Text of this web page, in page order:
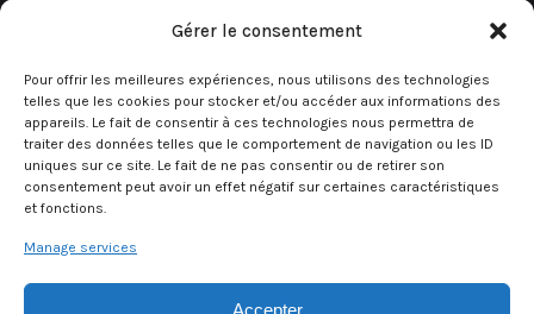
Gérer le consentement
Pour offrir les meilleures expériences, nous utilisons des technologies
telles que les cookies pour stocker et/ou accéder aux informations des
appareils. Le fait de consentir à ces technologies nous permettra de
traiter des données telles que le comportement de navigation ou les ID
uniques sur ce site. Le fait de ne pas consentir ou de retirer son
consentement peut avoir un effet négatif sur certaines caractéristiques
et fonctions.
Manage services
Accepter
Contact
Demande de devis
Demande rapide
Un besoin urgent ? Contactez directement notre équipe.